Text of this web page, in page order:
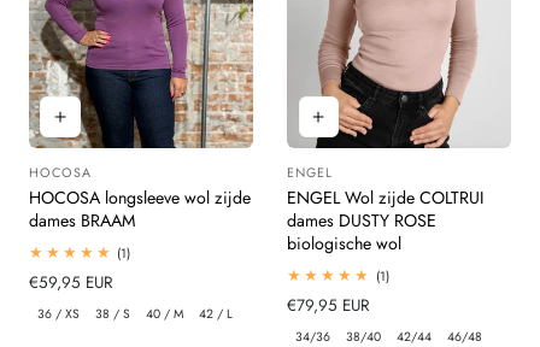
Leverancier:
HOCOSA
HOCOSA longsleeve wol zijde
dames BRAAM
(1)1
Normale
prijs
€59,95 EUR
36 / XS 38 / S 40 / M 42 / L
Leverancier:
ENGEL
ENGEL Wol zijde COLTRUI
dames DUSTY ROSE
biologische wol
(1)1
Normale
prijs
€79,95 EUR
34/36 38/40 42/44 46/48